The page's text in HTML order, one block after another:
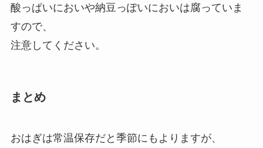
酸っぱいにおいや納豆っぽいにおいは腐っていま
すので、
注意してください。
まとめ
おはぎは常温保存だと季節にもよりますが、